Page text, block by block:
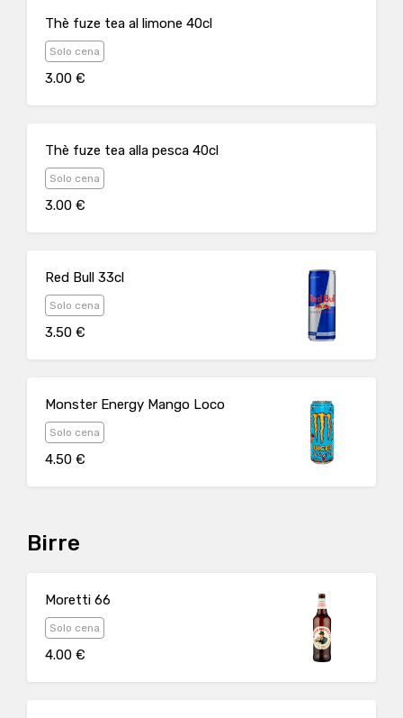
Thè fuze tea al limone 40cl
Solo cena
3.00 €
Thè fuze tea alla pesca 40cl
Solo cena
3.00 €
Red Bull 33cl
Solo cena
3.50 €
Monster Energy Mango Loco
Solo cena
4.50 €
Birre
Moretti 66
Solo cena
4.00 €